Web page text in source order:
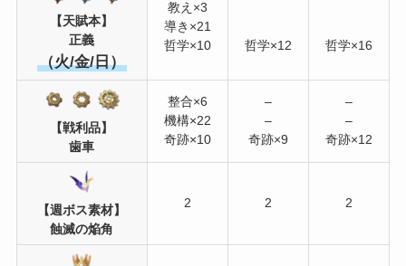
【天賦本】
正義
（火/金/日）
教え×3
導き×21
哲学×10
哲学×12 哲学×16
【戦利品】
歯車
整合×6
機構×22
奇跡×10
–
–
奇跡×9
–
–
奇跡×12
【週ボス素材】
蝕滅の焔角
2 2 2